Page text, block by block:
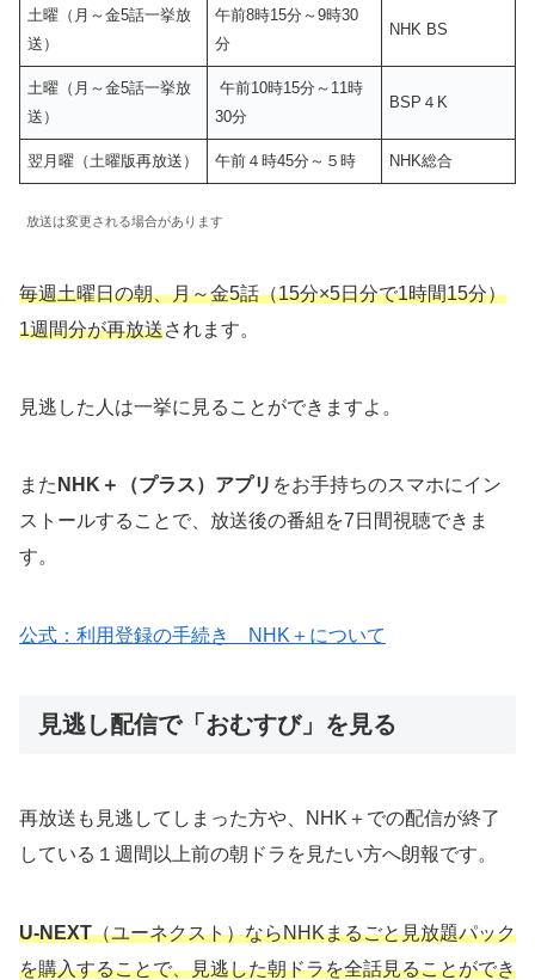
土曜（月～金5話一挙放
送）
午前8時15分～9時30
分
NHK BS
土曜（月～金5話一挙放
送）
午前10時15分～11時
30分
BSP４K
翌月曜（土曜版再放送） 午前４時45分～５時 NHK総合
放送は変更される場合があります
毎週土曜日の朝、月～金5話（15分×5日分で1時間15分）
1週間分が再放送されます。
見逃した人は一挙に見ることができますよ。
また NHK＋（プラス）アプリ をお手持ちのスマホにイン
ストールすることで、放送後の番組を7日間視聴できま
す。
公式：利用登録の手続き NHK＋について
見逃し配信で「おむすび」を見る
再放送も見逃してしまった方や、NHK＋での配信が終了
している１週間以上前の朝ドラを見たい方へ朗報です。
U-NEXT（ユーネクスト）ならNHKまるごと見放題パック
を購入することで、見逃した朝ドラを全話見ることができ